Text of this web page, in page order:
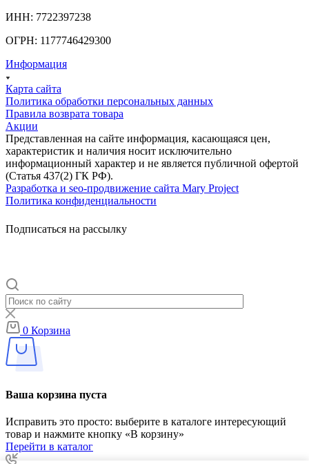
ИНН: 7722397238
ОГРН: 1177746429300
Информация
Карта сайта
Политика обработки персональных данных
Правила возврата товара
Акции
Представленная на сайте информация, касающаяся цен,
характеристик и наличия носит исключительно
информационный характер и не является публичной офертой
(Статья 437(2) ГК РФ).
Разработка и seo-продвижение сайта Mary Project
Политика конфиденциальности
Подписаться на рассылку
0 Корзина
Ваша корзина пуста
Исправить это просто: выберите в каталоге интересующий
товар и нажмите кнопку «В корзину»
Перейти в каталог